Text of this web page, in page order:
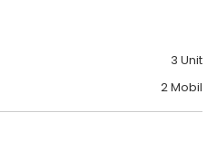
3 Unit
2 Mobil